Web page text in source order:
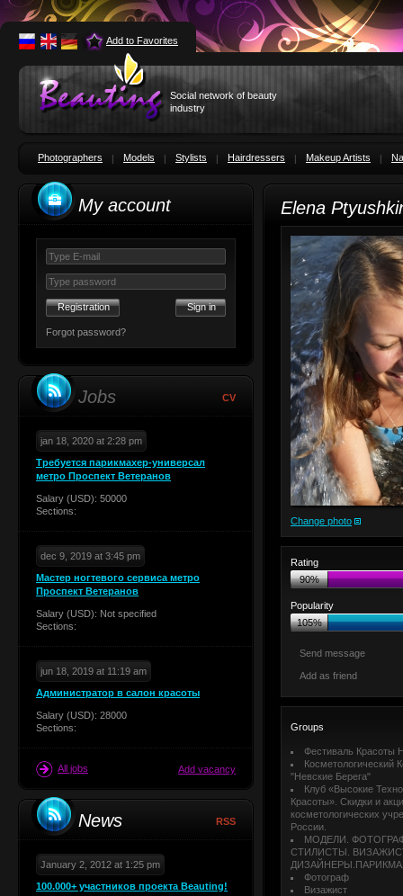
Add to Favorites
Social network of beauty
industry
Photographers Models Stylists Hairdressers Makeup Artists
My account
Registration
Forgot password?
Jobs CV
jan 18, 2020 at 2:28 pm
Требуется парикмахер-универсал
метро Проспект Ветеранов
Salary (USD): 50000
Sections:
dec 9, 2019 at 3:45 pm
Мастер ногтевого сервиса метро
Проспект Ветеранов
Salary (USD): Not specified
Sections:
jun 18, 2019 at 11:19 am
Администратор в салон красоты
Salary (USD): 28000
Sections:
All jobs Add vacancy
RSS
News
January 2, 2012 at 1:25 pm
100.000+ участников проекта Beauting!
Elena
Change photo
Rating
90%
Popularity
105%
Send message
Add as friend
Groups
Фестиваль Красоты
Косметологический
"Невские Берега"
Клуб «Высокие
Красоты». Скидки и
косметологических
России.
МОДЕЛИ.
СТИЛИСТЫ.
Фотограф
Визажист